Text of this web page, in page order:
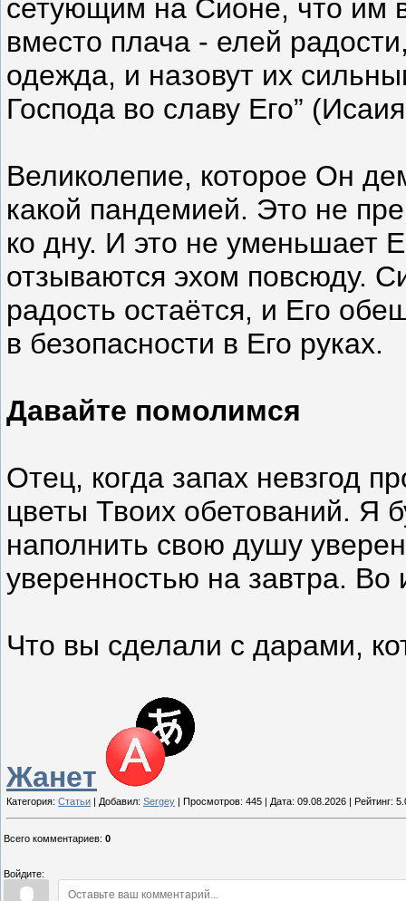
сетующим на Сионе, что им
вместо плача - елей
одежда, и назовут их
Господа во славу Его”
Великолепие, которое Он
какой пандемией. Это не
ко дну. И это не уменьшает
отзываются эхом повсюду.
радость остаётся, и Его
в безопасности в Его руках.
Давайте помолимся
Отец, когда запах невзгод
цветы Твоих обетований. Я
наполнить свою душу
уверенностью на завтра. Во
Что вы сделали с дарами,
Жанет
Категория: Статьи | Добавил: Sergey | Просмотров: 445 | Дата: 09.08.2026 | Рейтинг:
Всего комментариев: 0
Войдите: